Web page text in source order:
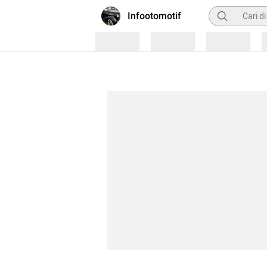
Infootomotif Pencarian